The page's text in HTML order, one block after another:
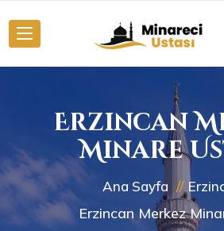
Erzincan
Minare
Ana Sayfa
Erzincan Merkez